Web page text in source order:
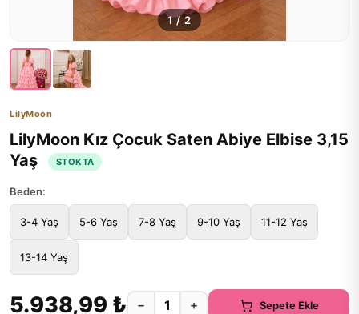
1/ 2
LilyMoon
LilyMoon Kız Çocuk Saten Abiye Elbise 3,15
Yaş
STOKTA
Beden:
3-4 Yaş 5-6 Yaş 7-8 Yaş 9-10 Yaş 11-12 Yaş
13-14 Yaş
5.938,99 ₺ − + Sepete Ekle